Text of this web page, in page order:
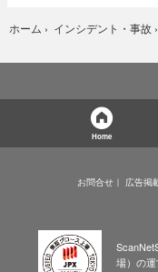
ホーム › インシデント・事故 ›
Home
お問合せ 広告掲
場）の運